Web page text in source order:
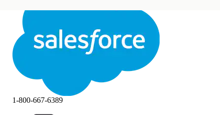
Schließen
1-800-667-6389